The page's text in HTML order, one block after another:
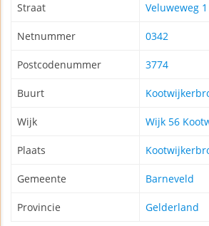
Straat Veluweweg 1
Netnummer 0342
Postcodenummer 3774
Buurt
Wijk Wijk 56
Plaats
Gemeente Barneveld
Provincie Gelderland